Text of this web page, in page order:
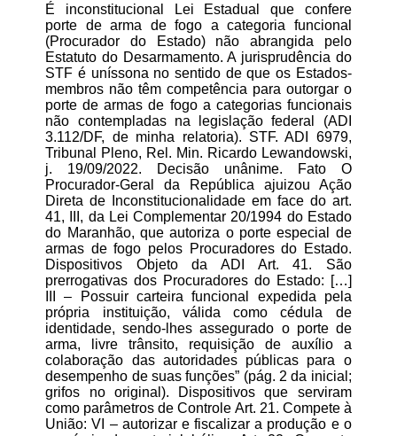
É inconstitucional Lei Estadual que confere
porte de arma de fogo a categoria funcional
(Procurador do Estado) não abrangida pelo
Estatuto do Desarmamento. A jurisprudência do
STF é uníssona no sentido de que os Estados-
membros não têm competência para outorgar o
porte de armas de fogo a categorias funcionais
não contempladas na legislação federal (ADI
3.112/DF, de minha relatoria). STF. ADI 6979,
Tribunal Pleno, Rel. Min. Ricardo Lewandowski,
j. 19/09/2022. Decisão unânime. Fato O
Procurador-Geral da República ajuizou Ação
Direta de Inconstitucionalidade em face do art.
41, III, da Lei Complementar 20/1994 do Estado
do Maranhão, que autoriza o porte especial de
armas de fogo pelos Procuradores do Estado.
Dispositivos Objeto da ADI Art. 41. São
prerrogativas dos Procuradores do Estado: […]
III – Possuir carteira funcional expedida pela
própria instituição, válida como cédula de
identidade, sendo-lhes assegurado o porte de
arma, livre trânsito, requisição de auxílio a
colaboração das autoridades públicas para o
desempenho de suas funções” (pág. 2 da inicial;
grifos no original). Dispositivos que serviram
como parâmetros de Controle Art. 21. Compete à
União: VI – autorizar e fiscalizar a produção e o